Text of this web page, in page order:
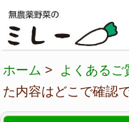
ホーム > よくあるご
た内容はどこで確認